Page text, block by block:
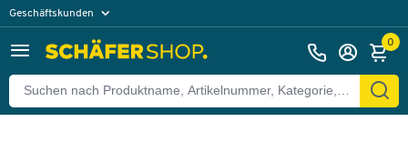
Geschäftskunden
0
Zurück